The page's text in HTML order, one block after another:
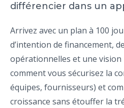
différencier dans un
Arrivez avec un plan à 100
d’intention de financement,
opérationnelles et une vision
comment vous sécurisez la
équipes, fournisseurs) et
croissance sans étouffer la